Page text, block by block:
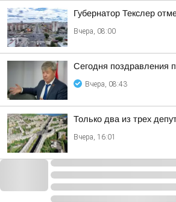
Губернатор Текслер
Вчера, 08:00
Сегодня поздравления
Вчера, 08:43
Только два из трех
Вчера, 16:01